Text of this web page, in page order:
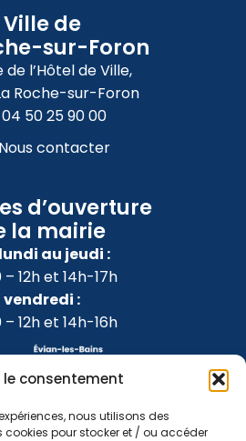
le consentement
nous utilisons des
cookies pour stocker et / ou accéder
Ville de
sur-Foron
de l’Hôtel de Ville,
Roche-sur-Foron
04 50 25 90 00
Nous contacter
d’ouverture
la mairie
au jeudi :
12h et 14h-17h
vendredi :
12h et 14h-16h